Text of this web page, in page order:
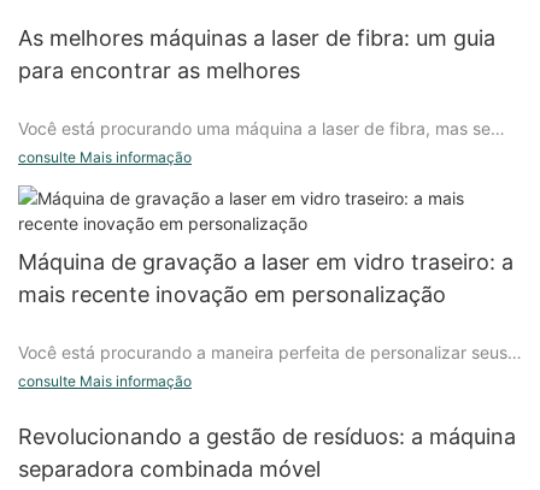
As melhores máquinas a laser de fibra: um guia
para encontrar as melhores
Você está procurando uma máquina a laser de fibra, mas se
sente sobrecarregado com as opções disponíveis? Não procure
máquinas a laser de fibra do mercado e forneceremos as
informações necessárias para encontrar a melhor para suas
necessidades. Quer você seja proprietário de uma pequena
empresa ou um profissional experiente, este artigo lhe dará as
ferramentas para tomar uma decisão informada. Continue lendo
como elas podem beneficiar o seu negócio.
Compreendendo as máquinas a laser de fibra: um
consulte Mais informação
Máquina de gravação a laser em vidro traseiro: a
mais recente inovação em personalização
Você está procurando a maneira perfeita de personalizar seus
itens de vidro? Não procure mais! A máquina de gravação a
personalização, oferecendo uma maneira precisa e complexa
de adicionar um toque pessoal aos seus produtos de vidro.
Desde designs personalizados até mensagens sinceras, esta
consulte Mais informação
Revolucionando a gestão de resíduos: a máquina
separadora combinada móvel